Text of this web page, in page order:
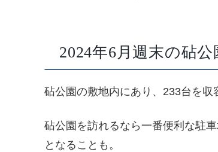
2024年6月週末の砧
砧公園の敷地内にあり、233台を収
砧公園を訪れるなら一番便利な駐
となることも。